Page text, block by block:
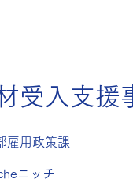
受入支援
用政策課
ニッチ